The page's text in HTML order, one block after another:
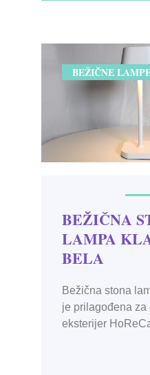
BEŽIČNE
BEŽIČNA
LAMPA
BELA
Bežična stona
je prilagođena za
eksterijer